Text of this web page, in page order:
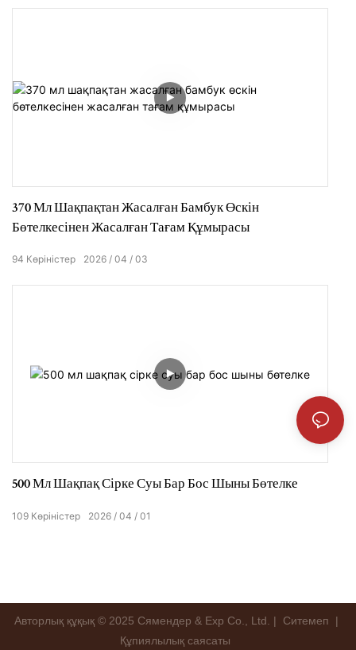
370 Мл Шақпақтан Жасалған Бамбук Өскін
Бөтелкесінен Жасалған Тағам Құмырасы
2026 04 03
94 Көріністер
500 Мл Шақпақ Сірке Суы Бар Бос Шыны Бөтелке
2026 04 01
109 Көріністер
Авторлық құқық © 2025 Сямендер & Exp Co., Ltd. | Ситемеп
|
Құпиялылық саясаты